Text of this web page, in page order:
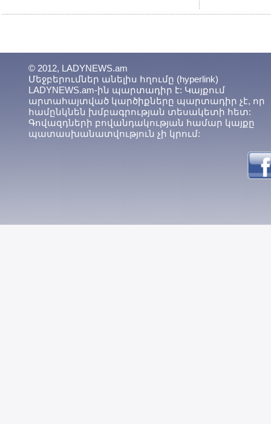
© 2012, LADYNEWS.am
Մեջբերումներ անելիս հղումը (hyperlink)
LADYNEWS.am-ին պարտադիր է: Կայքում
արտահայտված կարծիքները պարտադիր չէ, որ
համընկնեն խմբագրության տեսակետի հետ:
Գովազդների բովանդակության համար կայքը
պատասխանատվություն չի կրում: